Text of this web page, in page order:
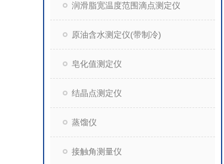
润滑脂宽温度范围滴点测定仪
原油含水测定仪(带制冷)
皂化值测定仪
结晶点测定仪
蒸馏仪
接触角测量仪